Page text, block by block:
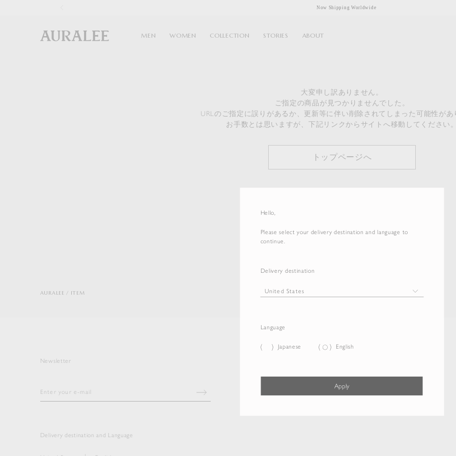
Hello,
Please select your delivery destination and language to
continue.
Delivery destination
Language
Japanese English
Apply
Now Shipping Worldwide
MEN WOMEN COLLECTION STORIES ABOUT
大変申し訳ありません。
ご指定の商品が見つかりませんでした。
URLのご指定に誤りがあるか、更新等に伴い削除されてしまった可能性があ
お手数とは思いますが、下記リンクからサイトへ移動してください。
トップページへ
AURALEE ITEM
Newsletter
Delivery destination and Language